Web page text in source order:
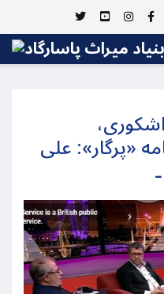
«پرگار»: علی